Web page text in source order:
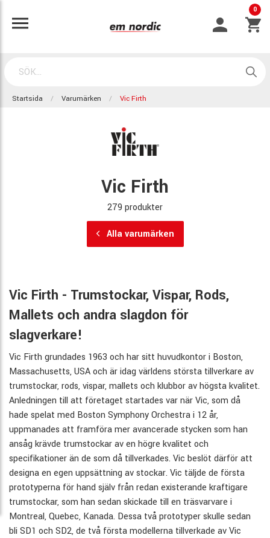
0
Startsida Varumärken Vic Firth
Vic Firth
279 produkter
Alla varumärken
Vic Firth - Trumstockar, Vispar, Rods,
Mallets och andra slagdon för
slagverkare!
Vic Firth grundades 1963 och har sitt huvudkontor i Boston,
Massachusetts, USA och är idag världens största tillverkare av
trumstockar, rods, vispar, mallets och klubbor av högsta kvalitet.
Anledningen till att företaget startades var när Vic, som då
hade spelat med Boston Symphony Orchestra i 12 år,
uppmanades att framföra mer avancerade stycken som han
ansåg krävde trumstockar av en högre kvalitet och
specifikationer än de som då tillverkades. Vic beslöt därför att
designa en egen uppsättning av stockar. Vic täljde de första
prototyperna för hand själv från redan existerande kraftigare
trumstockar, som han sedan skickade till en träsvarvare i
Montreal, Quebec, Kanada. Dessa två prototyper skulle sedan
bli SD1 och SD2, de två första modellerna tillverkade av Vic